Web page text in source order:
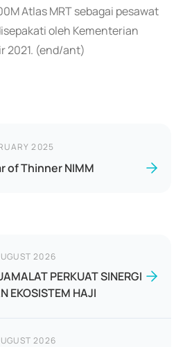
Atlas MRT sebagai pesawat
oleh Kementerian
2021. (end/ant)
2025
of Thinner NIMM
2026
PERKUAT SINERGI
EKOSISTEM HAJI
2026